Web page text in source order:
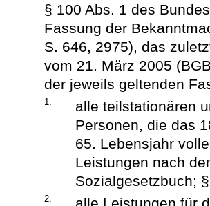
§ 100 Abs. 1 des
Fassung der
S. 646, 2975), das
vom 21. März 2005
der jeweils geltenden
1.
alle teilstationären
Personen, die das
65. Lebensjahr
Leistungen nach
Sozialgesetzbuch;
2.
alle Leistungen für